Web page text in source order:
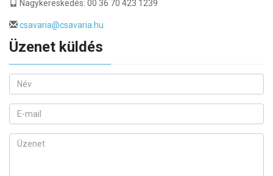
Nagykereskedés: 00 36 70 423 1239
csavaria@csavaria.hu
Üzenet küldés